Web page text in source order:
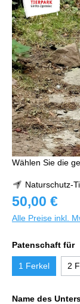
Wählen Sie die
Naturschutz-
50,00 €
Alle Preise inkl.
Patenschaft für
1 Ferkel 2
Name des